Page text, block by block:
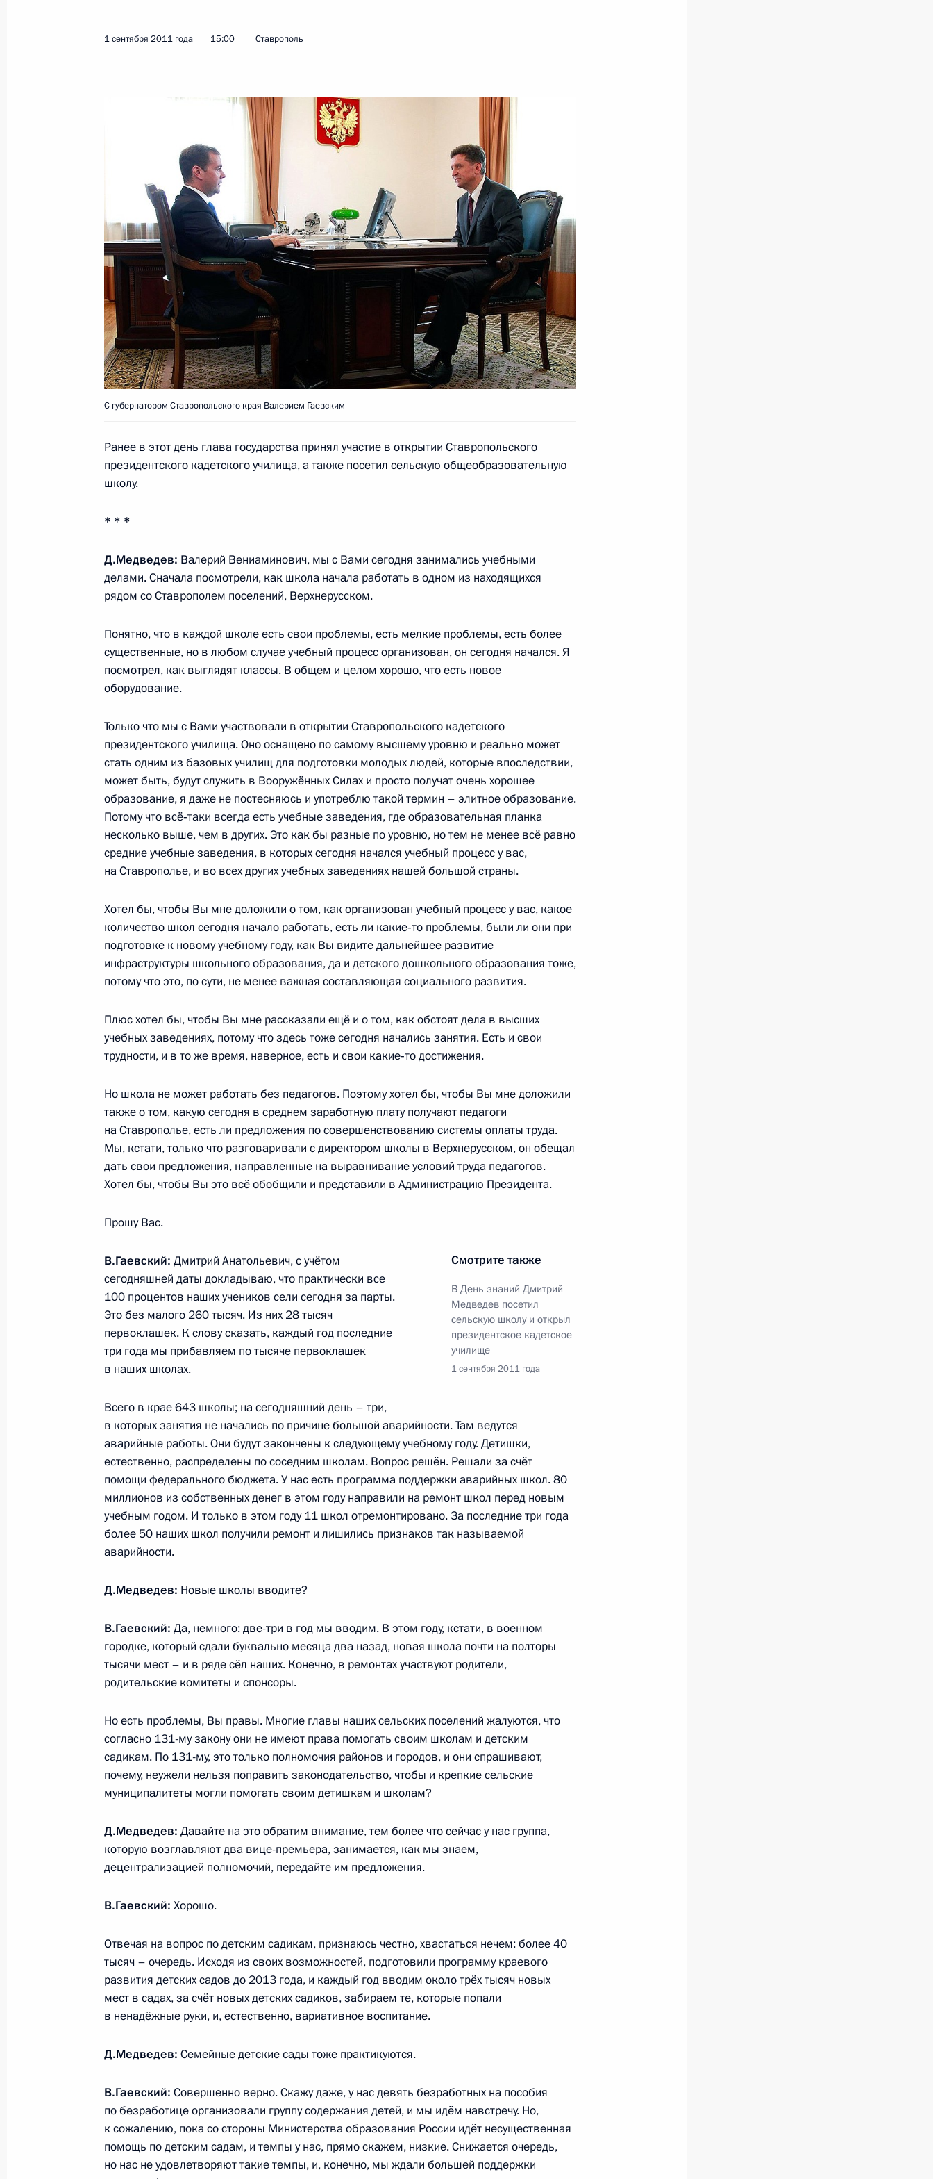
5 сентября 2011 года, 10:00
4 сентября 2011 года, воскресенье
Дмитрий Медведев принял участие в официальных торжествах,
посвящённых Дню города
4 сентября 2011 года, 13:30 Москва
3 сентября 2011 года, суббота
О ситуации в сфере газового сотрудничества России и Украины
3 сентября 2011 года, 17:30 Душанбе
Встреча с Президентом Туркменистана Гурбангулы
Бердымухамедовым
3 сентября 2011 года, 13:00 Душанбе
2
В столице Таджикистана состоялся юбилейный саммит СНГ 10
2 сентября 2011 года, пятница
Официальный визит в Таджикистан
Встреча президентов России, Афганистана, Пакистана
и Таджикистана
1 сентября 2011 года, четверг
Поздравление жителям Кабардино-Балкарской Республики
1 сентября 2011 года, 16:00
Валерием Гаевским
1 сентября 2011 года, 15:00 Ставрополь
и Первым замминистра обороны Александром Сухоруковым
В День знаний Дмитрий Медведев посетил сельскую школу
и открыл президентское кадетское училище
1 сентября 2011 года, 12:00 Ставрополь
Поздравление Президенту Узбекистана Исламу Каримову
31 августа 2011 года, среда
6–9 сентября Королева Дании Маргрете II посетит Россию
с государственным визитом
Заседание комиссии по реализации приоритетных нацпроектов
и демографической политике
31 августа 2011 года, 16:00 Сочи
Президент информирован о мерах по ликвидации последствий
31 августа 2011 года, 15:30
Поздравление Алексею Учителю с 60-летием
31 августа 2011 года, 14:00
Дмитрий Медведев внёс в Госдуму на ратификацию Протокол
о внесении изменений в Договор о коллективной безопасности
31 августа 2011 года, 13:40
Телефонный разговор с Премьер-министром Греции Георгиосом
Папандреу
30 августа 2011 года, вторник
Соболезнования в связи с кончиной Аллы Баяновой
30 августа 2011 года, 21:00
1 сентября 2011 года 15:00 Ставрополь
С губернатором Ставропольского края Валерием Гаевским
Ранее в этот день глава государства принял участие в открытии Ставропольского
президентского кадетского училища, а также посетил сельскую общеобразовательную
школу.
* * *
Д.Медведев: Валерий Вениаминович, мы с Вами сегодня занимались учебными
делами. Сначала посмотрели, как школа начала работать в одном из находящихся
рядом со Ставрополем поселений, Верхнерусском.
Понятно, что в каждой школе есть свои проблемы, есть мелкие проблемы, есть более
существенные, но в любом случае учебный процесс организован, он сегодня начался. Я
посмотрел, как выглядят классы. В общем и целом хорошо, что есть новое
оборудование.
Только что мы с Вами участвовали в открытии Ставропольского кадетского
президентского училища. Оно оснащено по самому высшему уровню и реально может
стать одним из базовых училищ для подготовки молодых людей, которые впоследствии,
может быть, будут служить в Вооружённых Силах и просто получат очень хорошее
образование, я даже не постесняюсь и употреблю такой термин – элитное образование.
Потому что всё‑таки всегда есть учебные заведения, где образовательная планка
несколько выше, чем в других. Это как бы разные по уровню, но тем не менее всё равно
средние учебные заведения, в которых сегодня начался учебный процесс у вас,
на Ставрополье, и во всех других учебных заведениях нашей большой страны.
Хотел бы, чтобы Вы мне доложили о том, как организован учебный процесс у вас, какое
количество школ сегодня начало работать, есть ли какие‑то проблемы, были ли они при
подготовке к новому учебному году, как Вы видите дальнейшее развитие
инфраструктуры школьного образования, да и детского дошкольного образования тоже,
потому что это, по сути, не менее важная составляющая социального развития.
Плюс хотел бы, чтобы Вы мне рассказали ещё и о том, как обстоят дела в высших
учебных заведениях, потому что здесь тоже сегодня начались занятия. Есть и свои
трудности, и в то же время, наверное, есть и свои какие‑то достижения.
Но школа не может работать без педагогов. Поэтому хотел бы, чтобы Вы мне доложили
также о том, какую сегодня в среднем заработную плату получают педагоги
на Ставрополье, есть ли предложения по совершенствованию системы оплаты труда.
Мы, кстати, только что разговаривали с директором школы в Верхнерусском, он обещал
дать свои предложения, направленные на выравнивание условий труда педагогов.
Хотел бы, чтобы Вы это всё обобщили и представили в Администрацию Президента.
Прошу Вас.
Смотрите также
В День знаний Дмитрий
Медведев посетил
сельскую школу и открыл
президентское кадетское
училище
1 сентября 2011 года
В.Гаевский: Дмитрий Анатольевич, с учётом
сегодняшней даты докладываю, что практически все
100 процентов наших учеников сели сегодня за парты.
Это без малого 260 тысяч. Из них 28 тысяч
первоклашек. К слову сказать, каждый год последние
три года мы прибавляем по тысяче первоклашек
в наших школах.
Всего в крае 643 школы; на сегодняшний день – три,
в которых занятия не начались по причине большой аварийности. Там ведутся
аварийные работы. Они будут закончены к следующему учебному году. Детишки,
естественно, распределены по соседним школам. Вопрос решён. Решали за счёт
помощи федерального бюджета. У нас есть программа поддержки аварийных школ. 80
миллионов из собственных денег в этом году направили на ремонт школ перед новым
учебным годом. И только в этом году 11 школ отремонтировано. За последние три года
более 50 наших школ получили ремонт и лишились признаков так называемой
аварийности.
Д.Медведев: Новые школы вводите?
В.Гаевский: Да, немного: две-три в год мы вводим. В этом году, кстати, в военном
городке, который сдали буквально месяца два назад, новая школа почти на полторы
тысячи мест – и в ряде сёл наших. Конечно, в ремонтах участвуют родители,
родительские комитеты и спонсоры.
Но есть проблемы, Вы правы. Многие главы наших сельских поселений жалуются, что
согласно 131-му закону они не имеют права помогать своим школам и детским
садикам. По 131-му, это только полномочия районов и городов, и они спрашивают,
почему, неужели нельзя поправить законодательство, чтобы и крепкие сельские
муниципалитеты могли помогать своим детишкам и школам?
Д.Медведев: Давайте на это обратим внимание, тем более что сейчас у нас группа,
которую возглавляют два вице-премьера, занимается, как мы знаем,
децентрализацией полномочий, передайте им предложения.
В.Гаевский: Хорошо.
Отвечая на вопрос по детским садикам, признаюсь честно, хвастаться нечем: более 40
тысяч – очередь. Исходя из своих возможностей, подготовили программу краевого
развития детских садов до 2013 года, и каждый год вводим около трёх тысяч новых
мест в садах, за счёт новых детских садиков, забираем те, которые попали
в ненадёжные руки, и, естественно, вариативное воспитание.
Д.Медведев: Семейные детские сады тоже практикуются.
В.Гаевский: Совершенно верно. Скажу даже, у нас девять безработных на пособия
по безработице организовали группу содержания детей, и мы идём навстречу. Но,
к сожалению, пока со стороны Министерства образования России идёт несущественная
помощь по детским садам, и темпы у нас, прямо скажем, низкие. Снижается очередь,
но нас не удовлетворяют такие темпы, и, конечно, мы ждали большей поддержки